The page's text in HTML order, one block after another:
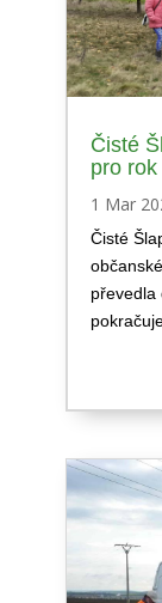
Čisté
pro
1 Mar
Čisté
převedla